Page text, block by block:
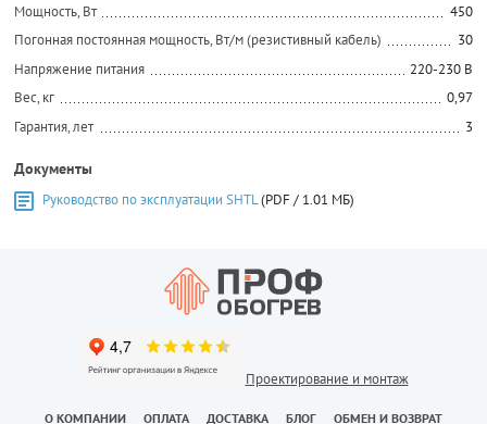
Мощность, Вт
450
Погонная постоянная мощность, Вт/м (резистивный кабель)
30
Напряжение питания
220-230 В
Вес, кг
0,97
Гарантия, лет
3
Документы
Руководство по эксплуатации SHTL(PDF / 1.01 МБ)
Проектирование и монтаж
О КОМПАНИИ ОПЛАТА ДОСТАВКА БЛОГ ОБМЕН И ВОЗВРАТ